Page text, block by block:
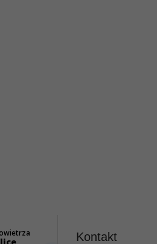
Kontakt